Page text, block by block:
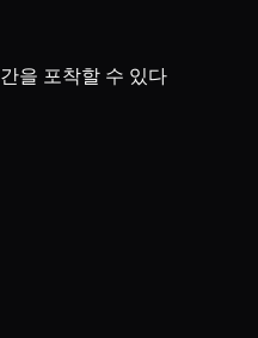
을 포착할 수 있다